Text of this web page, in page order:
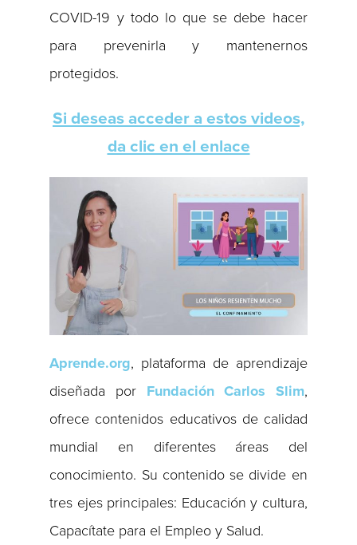
COVID-19 y todo lo que se debe hacer
para prevenirla y mantenernos
protegidos.
Si deseas acceder a estos videos,
da clic en el enlace
Aprende.org, plataforma de aprendizaje
diseñada por Fundación Carlos Slim,
ofrece contenidos educativos de calidad
mundial en diferentes áreas del
conocimiento. Su contenido se divide en
tres ejes principales: Educación y cultura,
Capacítate para el Empleo y Salud.